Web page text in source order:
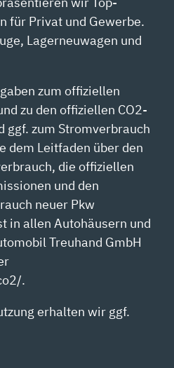
für Privat und Gewerbe.
Lagerneuwagen und
zum offiziellen
zu den offiziellen CO2-
ggf. zum Stromverbrauch
dem Leitfaden über den
die offiziellen
und den
neuer Pkw
in allen Autohäusern und
Treuhand GmbH
.
erhalten wir ggf.